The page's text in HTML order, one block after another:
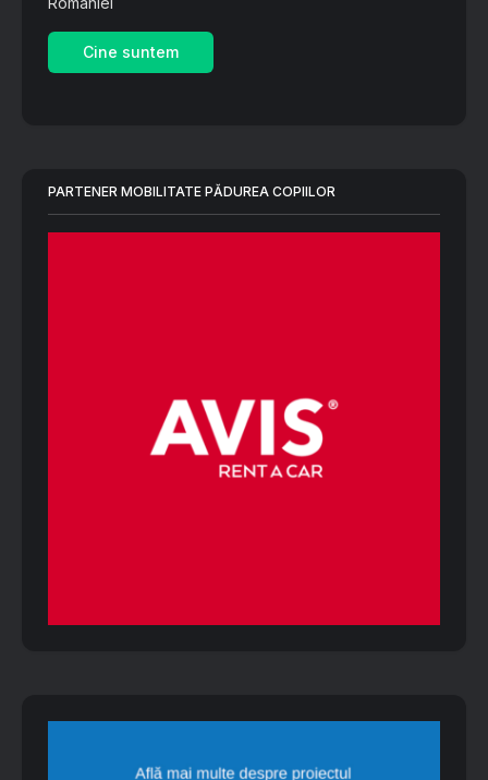
Cine suntem
PARTENER MOBILITATE PĂDUREA COPIILOR